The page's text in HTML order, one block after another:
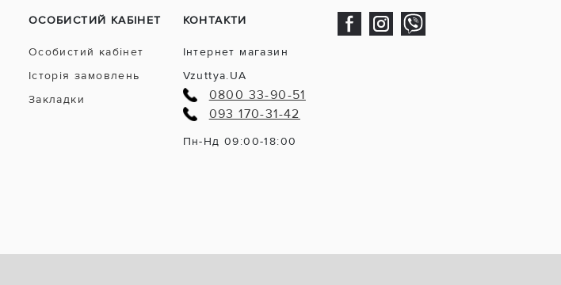
ОСОБИСТИЙ КАБІНЕТ
Особистий кабінет
Історія замовлень
Закладки
КОНТАКТИ
Інтернет магазин
Vzuttya.UA
0800 33-90-51
093 170-31-42
Пн-Нд 09:00-18:00